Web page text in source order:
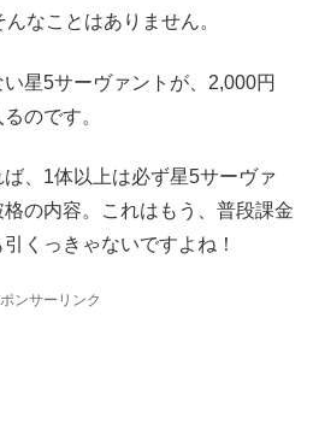
なことはありません。
星5サーヴァントが、2,000円
のです。
、1体以上は必ず星5サーヴァ
の内容。これはもう、普段課金
くっきゃないですよね！
ンサーリンク